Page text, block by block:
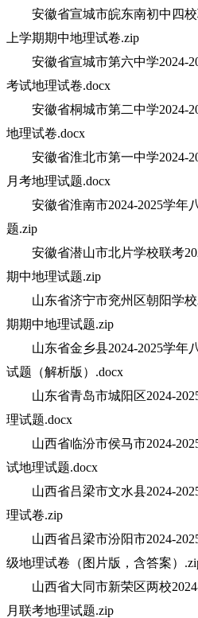
安徽省宣城市皖东南初中四校
上学期期中地理试卷.zip
安徽省宣城市第六中学2024-
考试地理试卷.docx
安徽省桐城市第二中学2024-
地理试卷.docx
安徽省淮北市第一中学2024-
月考地理试题.docx
安徽省淮南市2024-2025学年
题.zip
安徽省潜山市北片学校联考
期中地理试题.zip
山东省济宁市兖州区朝阳学校
期期中地理试题.zip
山东省金乡县2024-2025学年
试题（解析版）.docx
山东省青岛市城阳区2024-
理试题.docx
山西省临汾市侯马市2024-
试地理试题.docx
山西省吕梁市文水县2024-
理试卷.zip
山西省吕梁市汾阳市2024-
级地理试卷（图片版，含答案）
山西省大同市新荣区两校2024-
月联考地理试题.zip